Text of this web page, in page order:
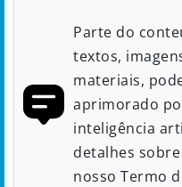
Parte do
textos,
materiais,
aprimorado
inteligência
detalhes
nosso Termo